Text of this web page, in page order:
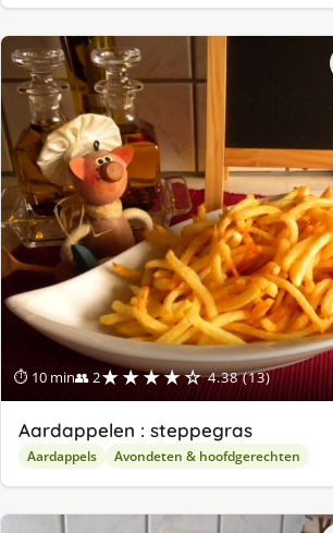
⏱ 10 min👥 2★★★★☆ 4.38 (13)
Aardappelen : steppegras
Aardappels Avondeten & hoofdgerechten